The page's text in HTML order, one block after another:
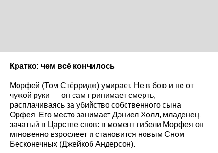
Кратко: чем всё кончилось
Морфей (Том Стёрридж) умирает. Не в бою и не от
чужой руки — он сам принимает смерть,
расплачиваясь за убийство собственного сына
Орфея. Его место занимает Дэниел Холл, младенец,
зачатый в Царстве снов: в момент гибели Морфея он
мгновенно взрослеет и становится новым Сном
Бесконечных (Джейкоб Андерсон).